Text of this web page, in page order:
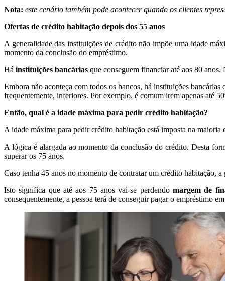
Nota: este cenário também pode acontecer quando os clientes
Ofertas de crédito habitação depois dos 55 anos
A generalidade das instituições de crédito não impõe uma idade
momento da conclusão do empréstimo.
Há instituições bancárias que conseguem financiar até aos 80
Embora não aconteça com todos os bancos, há instituições
frequentemente, inferiores. Por exemplo, é comum irem apenas até
Então, qual é a idade máxima para pedir crédito habitação?
A idade máxima para pedir crédito habitação está imposta na
A lógica é alargada ao momento da conclusão do crédito. Desta
superar os 75 anos.
Caso tenha 45 anos no momento de contratar um crédito habitação,
Isto significa que até aos 75 anos vai-se perdendo margem de
consequentemente, a pessoa terá de conseguir pagar o empréstimo